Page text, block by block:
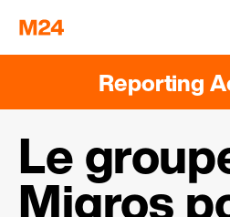
Reporting
Le
Migros